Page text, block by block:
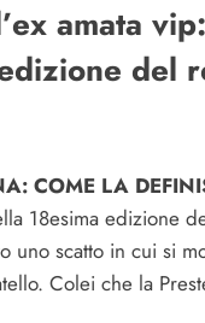
amata
del
COME LA
18esima edizione
uno scatto in cui si
Colei che la